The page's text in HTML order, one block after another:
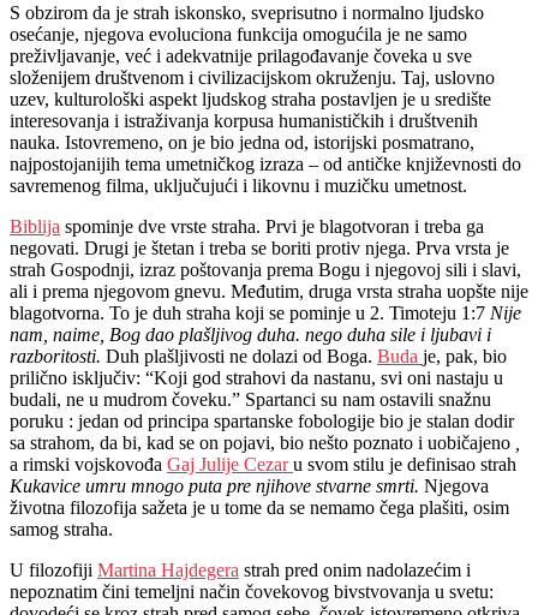
S obzirom da je strah iskonsko, sveprisutno i normalno ljudsko
osećanje, njegova evoluciona funkcija omogućila je ne samo
preživljavanje, već i adekvatnije prilagođavanje čoveka u sve
složenijem društvenom i civilizacijskom okruženju. Taj, uslovno
uzev, kulturološki aspekt ljudskog straha postavljen je u središte
interesovanja i istraživanja korpusa humanističkih i društvenih
nauka. Istovremeno, on je bio jedna od, istorijski posmatrano,
najpostojanijih tema umetničkog izraza – od antičke književnosti do
savremenog filma, uključujući i likovnu i muzičku umetnost.
Biblija spominje dve vrste straha. Prvi je blagotvoran i treba ga
negovati. Drugi je štetan i treba se boriti protiv njega. Prva vrsta je
strah Gospodnji, izraz poštovanja prema Bogu i njegovoj sili i slavi,
ali i prema njegovom gnevu. Međutim, druga vrsta straha uopšte nije
blagotvorna. To je duh straha koji se pominje u 2. Timoteju 1:7 Nije
nam, naime, Bog dao plašljivog duha. nego duha sile i ljubavi i
razboritosti. Duh plašljivosti ne dolazi od Boga. Buda je, pak, bio
prilično isključiv: “Koji god strahovi da nastanu, svi oni nastaju u
budali, ne u mudrom čoveku.” Spartanci su nam ostavili snažnu
poruku : jedan od principa spartanske fobologije bio je stalan dodir
sa strahom, da bi, kad se on pojavi, bio nešto poznato i uobičajeno
a rimski vojskovođa Gaj Julije Cezaru svom stilu je definisao strah
Kukavice umru mnogo puta pre njihove stvarne smrti. Njegova
životna filozofija sažeta je u tome da se nemamo čega plašiti, osim
samog straha.
U filozofiji Martina Hajdegera strah pred onim nadolazećim i
nepoznatim čini temeljni način čovekovog bivstvovanja u svetu: